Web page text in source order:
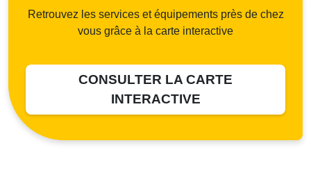
Retrouvez les services et équipements près de chez
vous grâce à la carte interactive
CONSULTER LA CARTE
INTERACTIVE